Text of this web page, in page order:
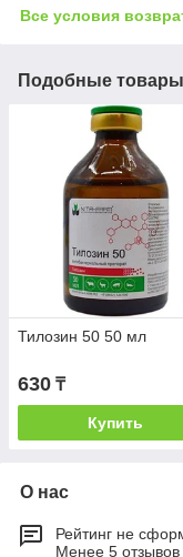
Все условия
Подобные
Тилозин 50 50 мл
630 ₸
Купить
О нас
Рейтинг не
Менее 5 отзывов